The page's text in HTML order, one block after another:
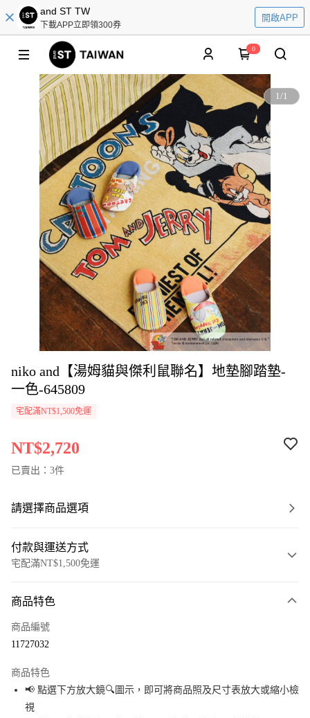
and ST TW
下載APP立即領300券
開啟APP
0
1/1
niko and【湯姆貓與傑利鼠聯名】地墊腳踏墊-
一色-645809
宅配滿NT$1,500免運
NT$2,720
已賣出：3件
請選擇商品選項
付款與運送方式
宅配滿NT$1,500免運
信用卡一次付款
街口支付
悠遊付
商品特色
商品編號
11727032
商品特色
📢 點選下方放大鏡🔍圖示，即可將商品照及尺寸表放大或縮小檢
視